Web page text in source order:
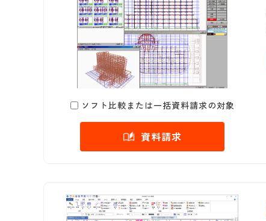
ソフト比較または一括資料請求の対象
資料請求